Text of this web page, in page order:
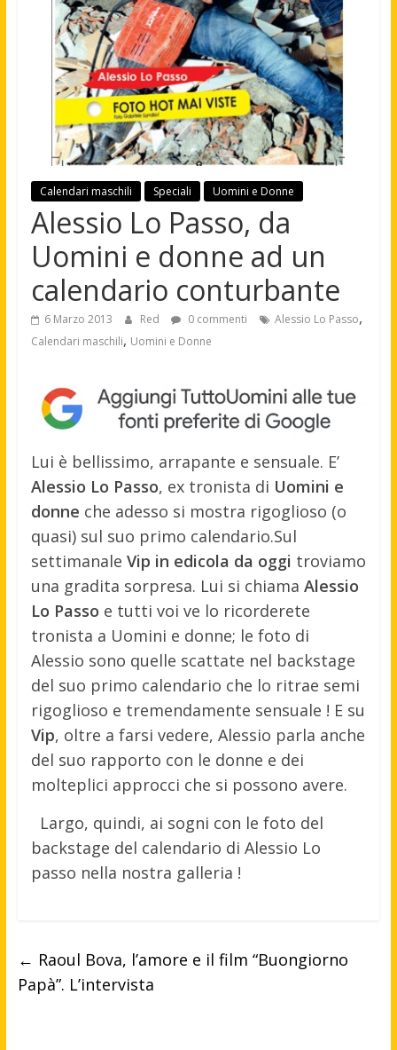
Calendari maschili Speciali Uomini e Donne
Alessio Lo Passo, da
Uomini e donne ad un
calendario conturbante
6 Marzo 2013 Red 0 commenti Alessio Lo Passo,
Calendari maschili, Uomini e Donne
Lui è bellissimo, arrapante e sensuale. E’
Alessio Lo Passo, ex tronista di Uomini e
donne che adesso si mostra rigoglioso (o
quasi) sul suo primo calendario.Sul
settimanale Vip in edicola da oggi troviamo
una gradita sorpresa. Lui si chiama Alessio
Lo Passo e tutti voi ve lo ricorderete
tronista a Uomini e donne; le foto di
Alessio sono quelle scattate nel backstage
del suo primo calendario che lo ritrae semi
rigoglioso e tremendamente sensuale ! E su
Vip, oltre a farsi vedere, Alessio parla anche
del suo rapporto con le donne e dei
molteplici approcci che si possono avere.
Largo, quindi, ai sogni con le foto del
backstage del calendario di Alessio Lo
passo nella nostra galleria !
← Raoul Bova, l’amore e il film “Buongiorno
Papà”. L’intervista